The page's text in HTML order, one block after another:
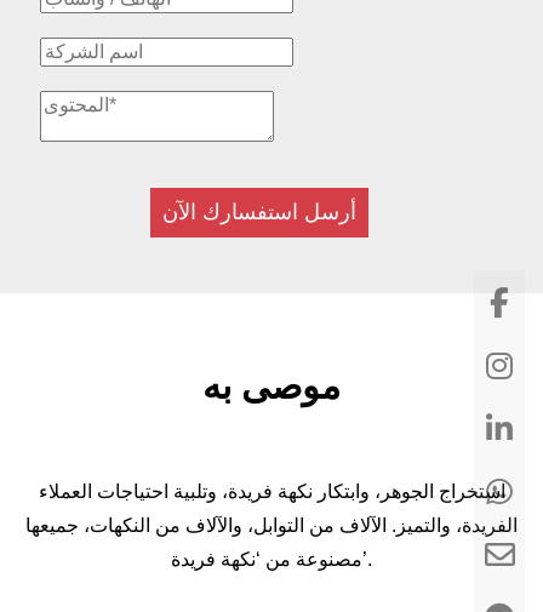
أرسل استفسارك الآن
موصى به
استخراج الجوهر، وابتكار نكهة فريدة، وتلبية احتياجات العملاء
الفريدة، والتميز. الآلاف من التوابل، والآلاف من النكهات، جميعها
مصنوعة من ‘نكهة فريدة’.